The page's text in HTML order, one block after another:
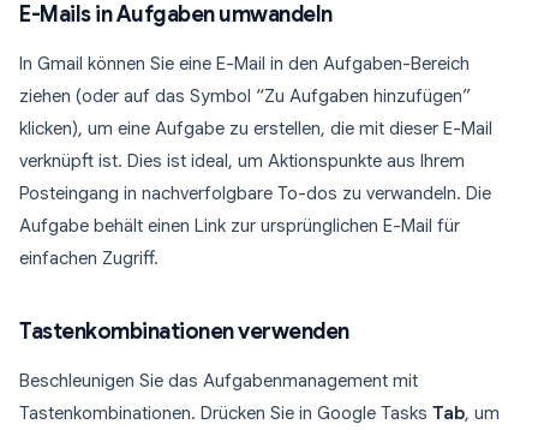
E-Mails in Aufgaben umwandeln
In Gmail können Sie eine E-Mail in den Aufgaben-Bereich
ziehen (oder auf das Symbol “Zu Aufgaben hinzufügen”
klicken), um eine Aufgabe zu erstellen, die mit dieser E-Mail
verknüpft ist. Dies ist ideal, um Aktionspunkte aus Ihrem
Posteingang in nachverfolgbare To-dos zu verwandeln. Die
Aufgabe behält einen Link zur ursprünglichen E-Mail für
einfachen Zugriff.
Tastenkombinationen verwenden
Beschleunigen Sie das Aufgabenmanagement mit
Tastenkombinationen. Drücken Sie in Google Tasks Tab, um